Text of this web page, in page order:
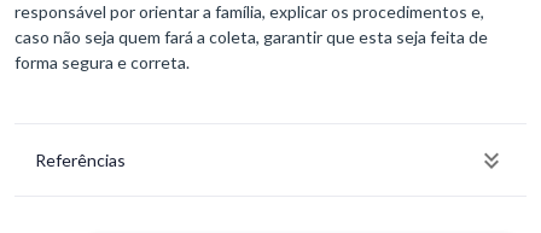
responsável por orientar a família, explicar os procedimentos e,
caso não seja quem fará a coleta, garantir que esta seja feita de
forma segura e correta.
Referências